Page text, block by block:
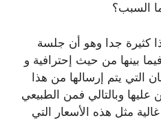
السبب؟
كثيرة جدا وهو أن جلسة
بينها من حيث إحترافية و
التي يتم إرسالها من هذا
عليها وبالتالي فمن الطبيعي
مثل هذه الأسعار التي